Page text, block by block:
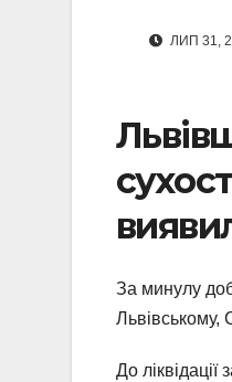
ЛИП 31,
За минулу
Львівському,
До